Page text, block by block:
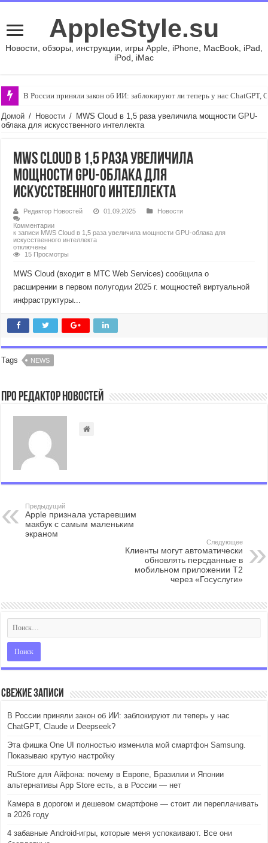
AppleStyle.su
Новости, обзоры, инструкции, игры Apple, iPhone, MacBook, iPad,
iPod, iMac
В России приняли закон об ИИ: заблокируют ли теперь у нас ChatGPT,
Домой / Новости / MWS Cloud в 1,5 раза увеличила мощности GPU-
облака для искусственного интеллекта
MWS Cloud в 1,5 раза увеличила
мощности GPU-облака для
искусственного интеллекта
Редактор Новостей 01.09.2025
Новости
Комментарии
к записи MWS Cloud в 1,5 раза увеличила мощности GPU-облака для
искусственного интеллекта
отключены
15 Просмотры
MWS Cloud (входит в МТС Web Services) сообщила о
расширении в первом полугодии 2025 г. мощностей виртуальной
инфраструктуры...
Tags NEWS
Про Редактор Новостей
Предыдущий
Apple признала устаревшим
макбук с самым маленьким
экраном
Следующее
Клиенты могут автоматически
обновлять персданные в
мобильном приложении Т2
через «Госуслуги»
Свежие записи
В России приняли закон об ИИ: заблокируют ли теперь у нас
ChatGPT, Claude и Deepseek?
Эта фишка One UI полностью изменила мой смартфон Samsung.
Показываю крутую настройку
RuStore для Айфона: почему в Европе, Бразилии и Японии
альтернативы App Store есть, а в России — нет
Камера в дорогом и дешевом смартфоне — стоит ли переплачивать
в 2026 году
4 забавные Android-игры, которые меня успокаивают. Все они